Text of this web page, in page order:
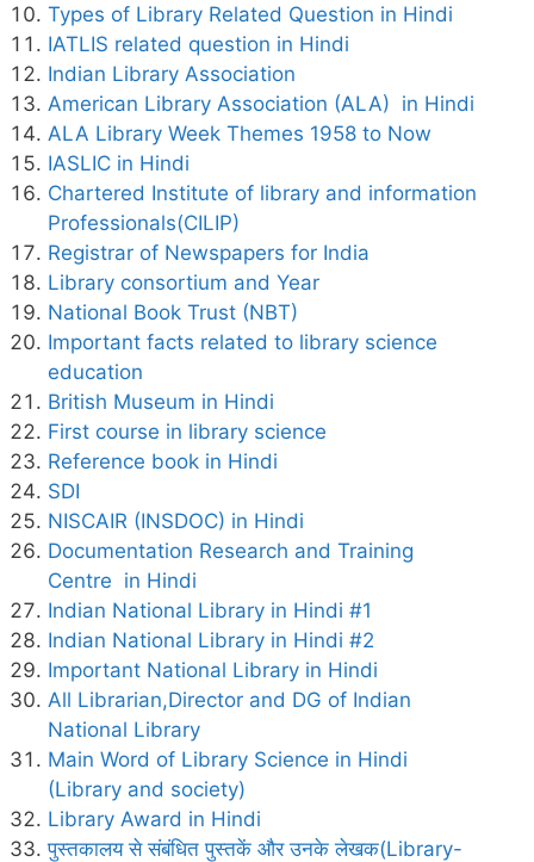
Types of Library Related Question in Hindi
IATLIS related question in Hindi
Indian Library Association
American Library Association (ALA) in Hindi
ALA Library Week Themes 1958 to Now
IASLIC in Hindi
Chartered Institute of library and information
Professionals(CILIP)
Registrar of Newspapers for India
Library consortium and Year
National Book Trust (NBT)
Important facts related to library science
education
British Museum in Hindi
First course in library science
Reference book in Hindi
SDI
NISCAIR (INSDOC) in Hindi
Documentation Research and Training
Centre in Hindi
Indian National Library in Hindi #1
Indian National Library in Hindi #2
Important National Library in Hindi
All Librarian,Director and DG of Indian
National Library
Main Word of Library Science in Hindi
(Library and society)
Library Award in Hindi
पुस्तकालय से संबंधित पुस्तकें और उनके लेखक(Library-